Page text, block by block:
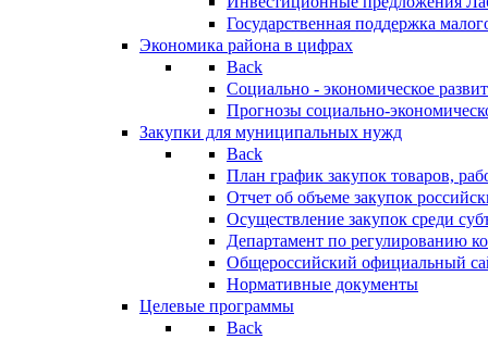
Государственная поддержка
Экономика района в цифрах
Back
Социально - экономическое
Прогнозы социально-
Закупки для муниципальных нужд
Back
План график закупок товаров,
Отчет об объеме закупок
Осуществление закупок среди
Департамент по регулированию
Общероссийский официальный
Нормативные документы
Целевые программы
Back